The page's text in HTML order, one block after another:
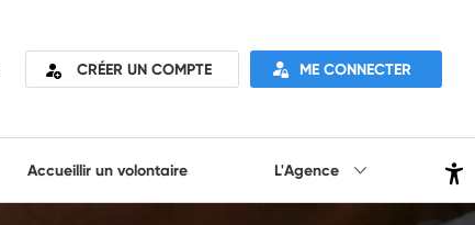
CRÉER UN COMPTE ME CONNECTER
Accueillir un volontaire L'Agence